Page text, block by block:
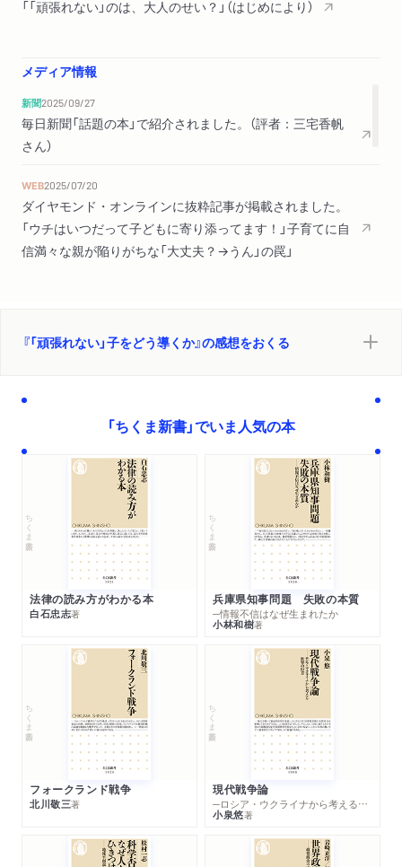
「「頑張れない」のは、大人のせい？」（はじめにより）
メディア情報
新聞2025/09/27
毎日新聞「話題の本」で紹介されました。（評者：三宅香帆
さん）
WEB2025/07/20
ダイヤモンド・オンラインに抜粋記事が掲載されました。
「ウチはいつだって子どもに寄り添ってます！」子育てに自
信満々な親が陥りがちな「大丈夫？→うん」の罠」
「子どもの勉強を死ぬほどサポートしてるのにやる気ゼ
ロ…「頑張れない子」との賢い付き合い方とは？」
WEB
プレジデントオンラインで紹介されました。「だから子ど
もを｢天才｣と褒めるのは危ない…頭のいい子がだんだん
｢頑張れない子｣になってしまう本当の理由」
プレジデントオンラインで紹介されました。「算数の宿題
に電卓を使ってもいい…｢ケーキの切れない非行少年たち｣
著者が説く｢やってはいけない｣親の声かけ」
『「頑張れない」子をどう導くか』の感想をおくる
「ちくま新書」でいま人気の本
ちくま新書
法律の読み方がわかる本
白石忠志著
ちくま新書
兵庫県知事問題 失敗の本質
─情報不信はなぜ生まれたか
小林和樹著
ちくま新書
フォークランド戦争
北川敬三著
ちくま新書
現代戦争論
─ロシア・ウクライナから考える世界の行方
小泉悠著